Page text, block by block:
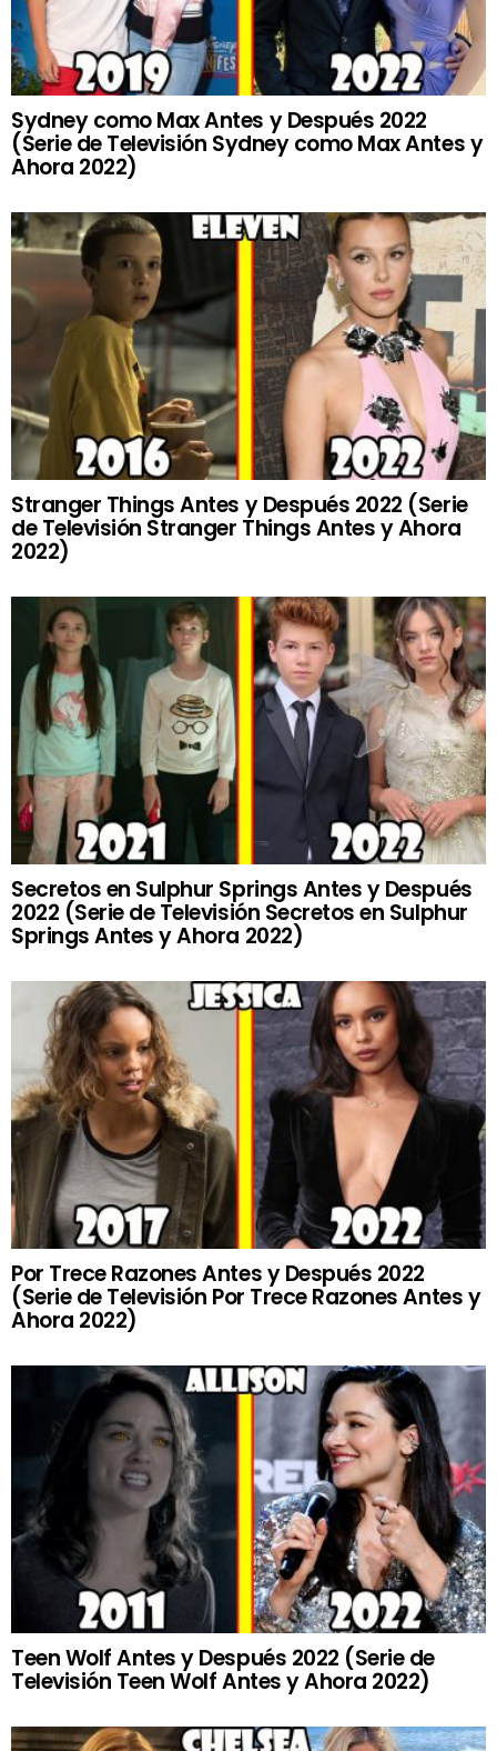
Sydney como Max Antes y Después 2022
(Serie de Televisión Sydney como Max Antes y
Ahora 2022)
Stranger Things Antes y Después 2022 (Serie
de Televisión Stranger Things Antes y Ahora
2022)
Secretos en Sulphur Springs Antes y Después
2022 (Serie de Televisión Secretos en Sulphur
Springs Antes y Ahora 2022)
Por Trece Razones Antes y Después 2022
(Serie de Televisión Por Trece Razones Antes y
Ahora 2022)
Teen Wolf Antes y Después 2022 (Serie de
Televisión Teen Wolf Antes y Ahora 2022)